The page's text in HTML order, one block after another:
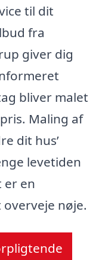
til dit
fra
giver dig
bliver malet
Maling af
dit hus’
levetiden
er en
nøje.